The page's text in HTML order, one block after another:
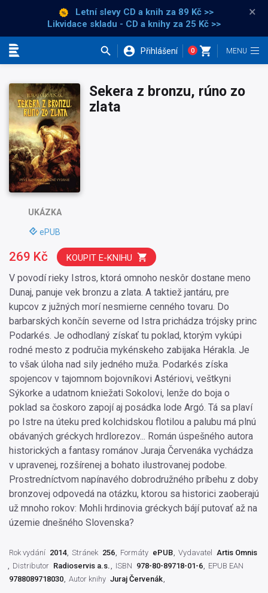
Letní slevy CD a knih za 89 Kč >>
Likvidace skladu - CD a knihy za 25 Kč >>
×
Přihlášení 0
UKÁZKA
ePUB
Sekera z bronzu, rúno zo
zlata
V povodí rieky Istros, ktorá omnoho neskôr dostane meno
Dunaj, panuje vek bronzu a zlata. A taktiež jantáru, pre
kupcov z južných morí nesmierne cenného tovaru. Do
barbarských končín severne od Istra prichádza trójsky princ
Podarkés. Je odhodlaný získať tu poklad, ktorým vykúpi
rodné mesto z područia mykénskeho zabijaka Hérakla. Je
to však úloha nad sily jedného muža. Podarkés získa
spojencov v tajomnom bojovníkovi Astériovi, veštkyni
Sýkorke a udatnom kniežati Sokolovi, lenže do boja o
poklad sa čoskoro zapojí aj posádka lode Argó. Tá sa plaví
po Istre na úteku pred kolchidskou flotilou a palubu má plnú
obávaných gréckych hrdlorezov... Román úspešného autora
historických a fantasy románov Juraja Červenáka vychádza
v upravenej, rozšírenej a bohato ilustrovanej podobe.
Prostredníctvom napínavého dobrodružného príbehu z doby
bronzovej odpovedá na otázku, ktorou sa historici zaoberajú
už mnoho rokov: Mohli hrdinovia gréckych bájí putovať až na
územie dnešného Slovenska?
269 Kč KOUPIT E-KNIHU
Rok vydání 2014 Stránek 256 Formáty ePUB Vydavatel
Artis Omnis
Distributor Radioservis a.s. ISBN 978-80-89718-01-6
EPUB EAN
9788089718030 Autor knihy Juraj Červenák